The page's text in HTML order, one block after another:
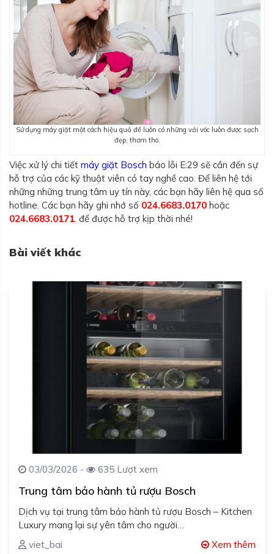
Sử dụng máy giặt một cách hiệu quả để luôn có những vải vóc luôn được sạch
đẹp, thơm tho.
Việc xử lý chi tiết máy giặt Bosch báo lỗi E:29 sẽ cần đến sự
hỗ trợ của các kỹ thuật viên có tay nghề cao. Để liên hệ tới
những những trung tâm uy tín này, các bạn hãy liên hệ qua số
hotline. Các bạn hãy ghi nhớ số 024.6683.0170 hoặc
024.6683.0171. để được hỗ trợ kịp thời nhé!
Bài viết khác
03/03/2026 - 635 Lượt xem
Trung tâm bảo hành tủ rượu Bosch
Dịch vụ tại trung tâm bảo hành tủ rượu Bosch – Kitchen
Luxury mang lại sự yên tâm cho người…
viet_bai
Xem thêm